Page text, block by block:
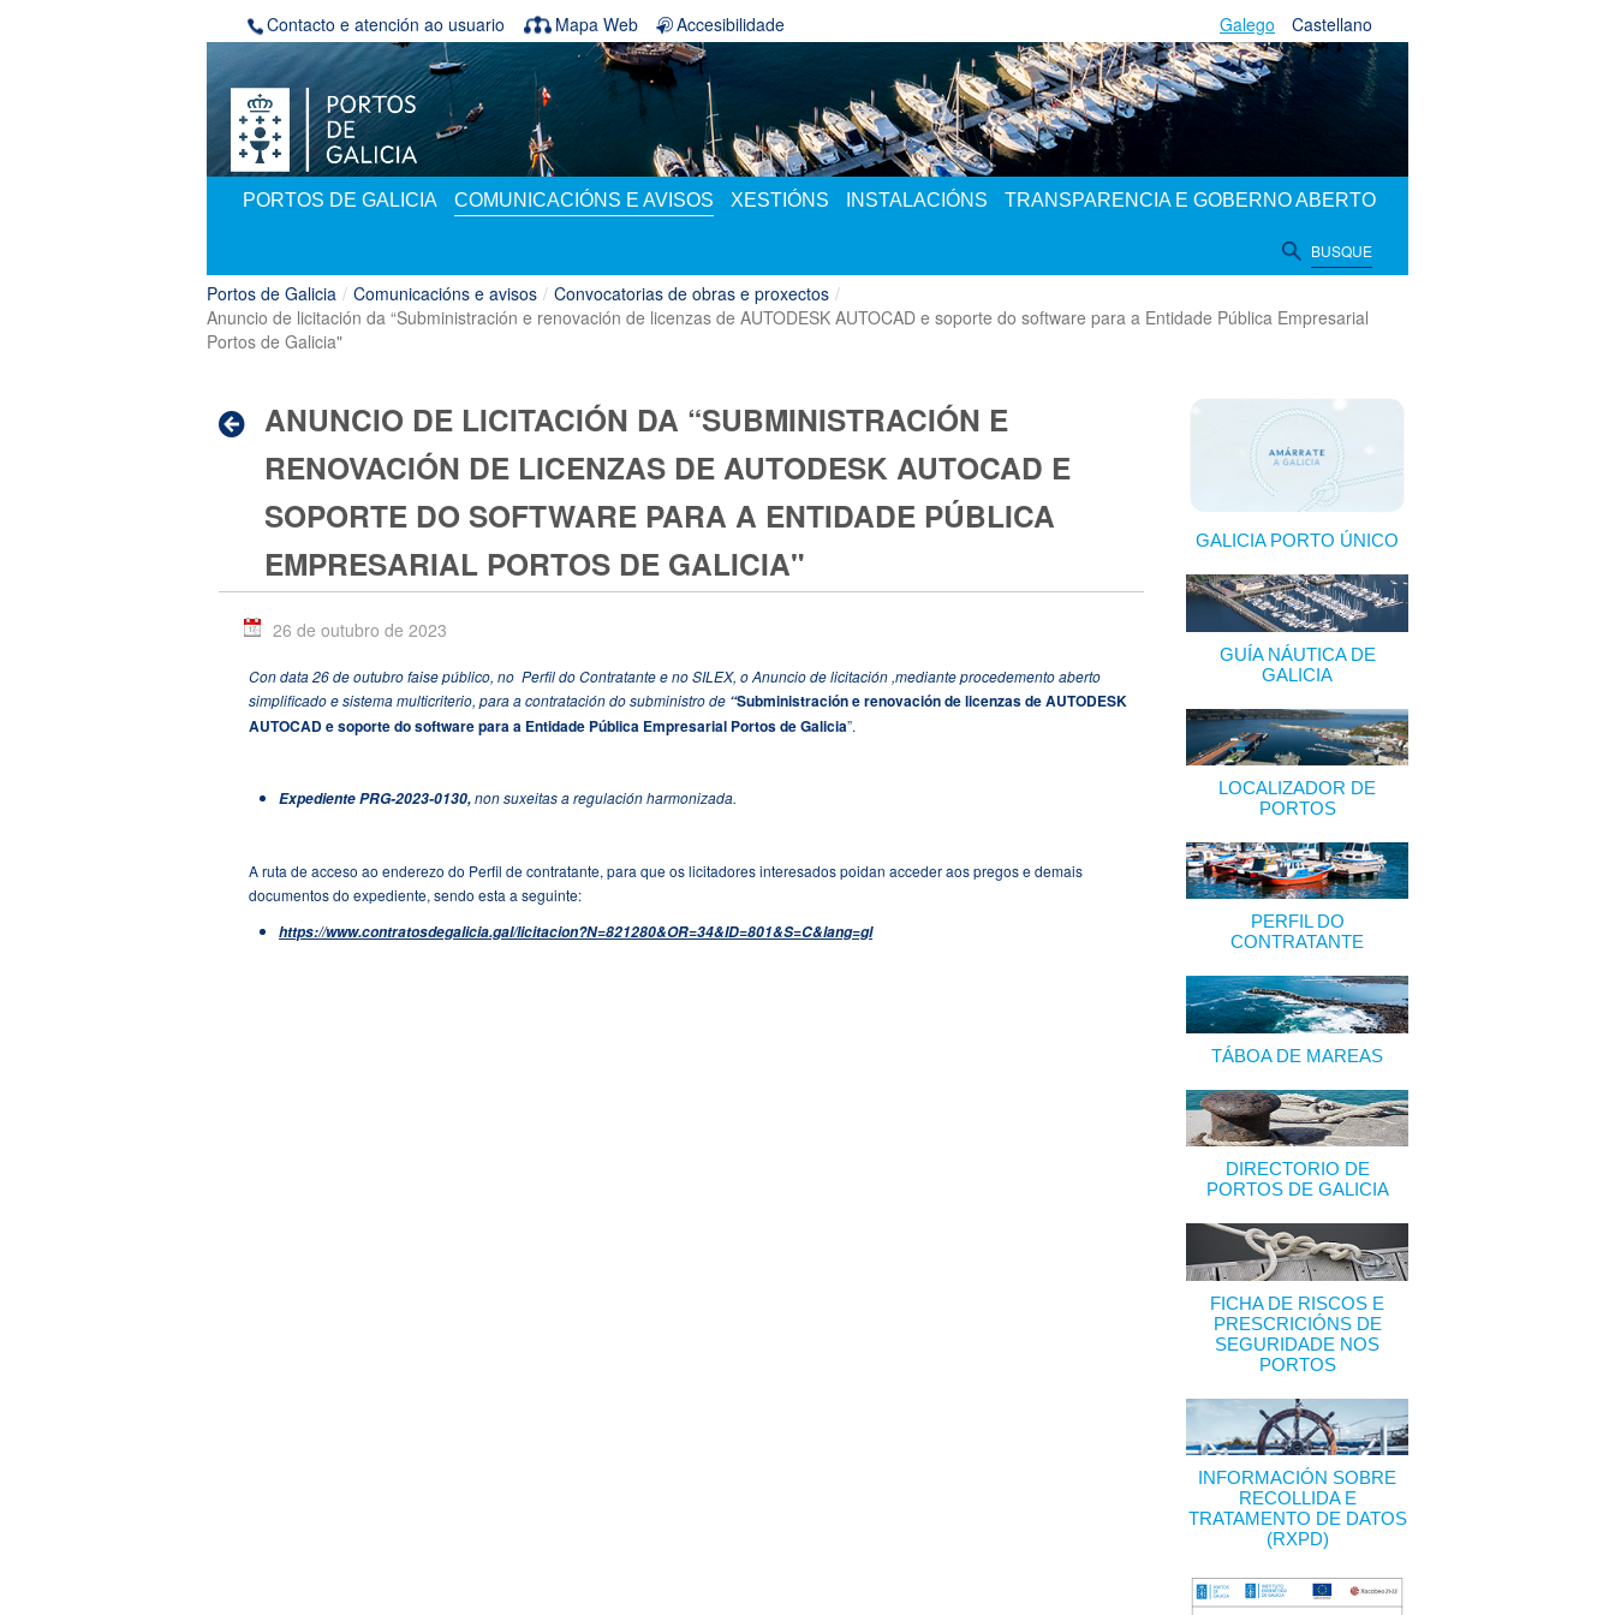
Contacto e atención ao usuario Mapa Web Accesibilidade Galego Castellano
PORTOS DE GALICIA COMUNICACIÓNS E AVISOS XESTIÓNS INSTALACIÓNS TRANSPARENCIA E GOBERNO ABERTO
BUSQUE
Portos de Galicia / Comunicacións e avisos / Convocatorias de obras e proxectos /
Anuncio de licitación da “Subministración e renovación de licenzas de AUTODESK AUTOCAD e soporte do software para a Entidade Pública Empresarial
Portos de Galicia"
GALICIA PORTO ÚNICO
GUÍA NÁUTICA DE
GALICIA
LOCALIZADOR DE
PORTOS
PERFIL DO
CONTRATANTE
TÁBOA DE MAREAS
DIRECTORIO DE
PORTOS DE GALICIA
FICHA DE RISCOS E
PRESCRICIÓNS DE
SEGURIDADE NOS
PORTOS
INFORMACIÓN SOBRE
RECOLLIDA E
TRATAMENTO DE DATOS
(RXPD)
ANUNCIO DE LICITACIÓN DA “SUBMINISTRACIÓN E
RENOVACIÓN DE LICENZAS DE AUTODESK AUTOCAD E
SOPORTE DO SOFTWARE PARA A ENTIDADE PÚBLICA
EMPRESARIAL PORTOS DE GALICIA"
26 de outubro de 2023
Con data 26 de outubro faise público, no Perfil do Contratante e no SILEX, o Anuncio de licitación ,mediante procedemento aberto
simplificado e sistema multicriterio, para a contratación do subministro de “Subministración e renovación de licenzas de AUTODESK
AUTOCAD e soporte do software para a Entidade Pública Empresarial Portos de Galicia”.
Expediente PRG-2023-0130,non suxeitas a regulación harmonizada.
A ruta de acceso ao enderezo do Perfil de contratante, para que os licitadores interesados poidan acceder aos pregos e demais
documentos do expediente, sendo esta a seguinte:
https://www.contratosdegalicia.gal/licitacion?N=821280&OR=34&ID=801&S=C&lang=gl